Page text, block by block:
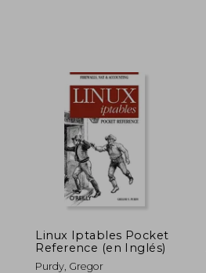
Linux Iptables Pocket
Reference (en Inglés)
Purdy, Gregor